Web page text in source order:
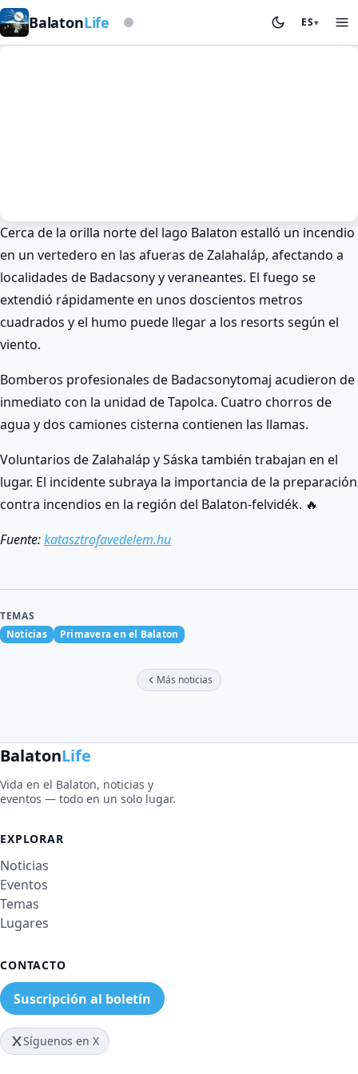
BalatonLife Según la baliza de tormentasES▾
Primavera en el Balaton
Incendio de residuos en Zalahaláp
🔥 ¿Qué arde junto al Balaton?
BalatonLife 2026. May 26.
Cerca de la orilla norte del lago Balaton estalló un incendio
en un vertedero en las afueras de Zalahaláp, afectando a
localidades de Badacsony y veraneantes. El fuego se
extendió rápidamente en unos doscientos metros
cuadrados y el humo puede llegar a los resorts según el
viento.
Bomberos profesionales de Badacsonytomaj acudieron de
inmediato con la unidad de Tapolca. Cuatro chorros de
agua y dos camiones cisterna contienen las llamas.
Voluntarios de Zalahaláp y Sáska también trabajan en el
lugar. El incidente subraya la importancia de la preparación
contra incendios en la región del Balaton-felvidék. 🔥
Fuente:katasztrofavedelem.hu
TEMAS
Noticias
Primavera en el Balaton
Más noticias
BalatonLife
Vida en el Balaton, noticias y
eventos — todo en un solo lugar.
EXPLORAR
Noticias
Eventos
Temas
Lugares
CONTACTO
Suscripción al boletín
Síguenos en X